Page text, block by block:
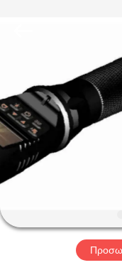
ΠΡΟΪΌΝΤΑ
ΒΊΝΤΕΟ
ΕΚΠΟΜΠΉ
VR